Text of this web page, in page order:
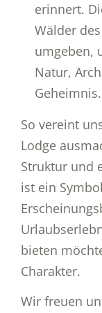
erinnert.
Wälder
umgeben,
Natur,
Geheimnis.
So vereint
Lodge
Struktur und
ist ein
bieten
Charakter.
Wir freuen